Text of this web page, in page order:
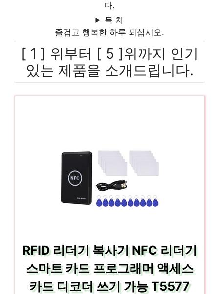
다.
목 차
즐겁고 행복한 하루 되십시오.
[ 1 ] 위부터 [ 5 ]위까지 인기
있는 제품을 소개드립니다.
RFID 리더기 복사기 NFC 리더기
스마트 카드 프로그래머 액세스
카드 디코더 쓰기 가능 T5577